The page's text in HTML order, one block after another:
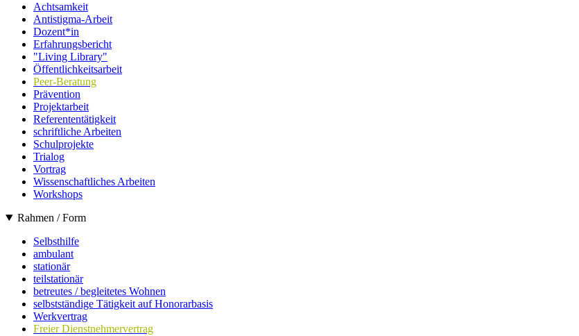
Achtsamkeit
Antistigma-Arbeit
Dozent*in
Erfahrungsbericht
"Living Library"
Öffentlichkeitsarbeit
Peer-Beratung
Prävention
Projektarbeit
Referententätigkeit
schriftliche Arbeiten
Schulprojekte
Trialog
Vortrag
Wissenschaftliches Arbeiten
Workshops
Rahmen / Form
Selbsthilfe
ambulant
stationär
teilstationär
betreutes / begleitetes Wohnen
selbstständige Tätigkeit auf Honorarbasis
Werkvertrag
Freier Dienstnehmervertrag